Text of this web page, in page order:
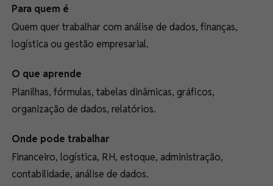
Para quem é
Quem quer trabalhar com análise de dados, finanças,
logística ou gestão empresarial.
O que aprende
Planilhas, fórmulas, tabelas dinâmicas, gráficos,
organização de dados, relatórios.
Onde pode trabalhar
Financeiro, logística, RH, estoque, administração,
contabilidade, análise de dados.